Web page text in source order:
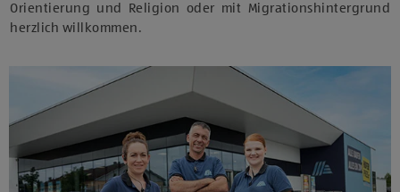
Orientierung und Religion oder mit Migrationshintergrund
herzlich willkommen.